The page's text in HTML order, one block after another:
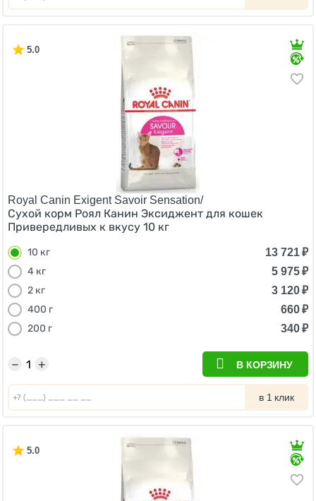
5.0
Royal Canin Exigent Savoir Sensation/
Сухой корм Роял Канин Эксиджент для кошек
Привередливых к вкусу 10 кг
10 кг 13 721₽
4 кг
5 975₽
2 кг
3 120₽
400 г
660₽
200 г
340₽
+
− В КОРЗИНУ
в 1 клик
5.0